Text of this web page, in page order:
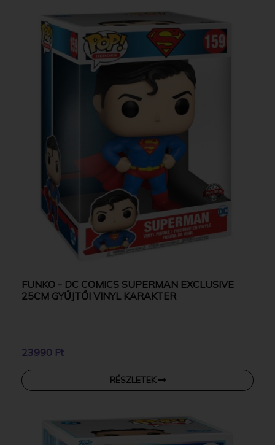
FUNKO - DC COMICS SUPERMAN EXCLUSIVE
25CM GYŰJTŐI VINYL KARAKTER
23990 Ft
RÉSZLETEK